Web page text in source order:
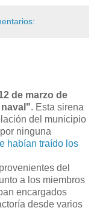
de marzo de
naval". Esta sirena
del municipio
ninguna
habían traído los
del
a los miembros
encargados
desde varios